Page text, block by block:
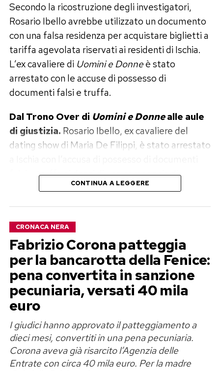
Secondo la ricostruzione degli investigatori,
Rosario Ibello avrebbe utilizzato un documento
con una falsa residenza per acquistare biglietti a
tariffa agevolata riservati ai residenti di Ischia.
L’ex cavaliere di Uomini e Donneè stato
arrestato con le accuse di possesso di
documenti falsi e truffa.
Dal Trono Over di Uomini e Donnealle aule
di giustizia. Rosario Ibello, ex cavaliere del
dating show di Maria De Filippi, è stato arrestato
falsi e truffa ai danni di una compagnia di
navigazione. L’uomo, 56 anni, originario di
Secondo quanto ricostruito dagli investigatori, il
controllo sarebbe nato come una normale
verifica di routine. Durante gli accertamenti,
però, i militari avrebbero scoperto che Ibello
aveva con sé due documenti d’identità con
residenze differenti, circostanza che ha fatto
scattare ulteriori verifiche.
L’accusa: un documento con una
CONTINUA A LEGGERE
CRONACA NERA
Fabrizio Corona patteggia
per la bancarotta della Fenice:
pena convertita in sanzione
pecuniaria, versati 40 mila
euro
I giudici hanno approvato il patteggiamento a
dieci mesi, convertiti in una pena pecuniaria.
Corona aveva già risarcito l’Agenzia delle
Entrate con circa 40 mila euro. Per la madre